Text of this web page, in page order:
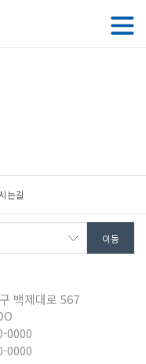
는길
백제대로 567
0000
0000